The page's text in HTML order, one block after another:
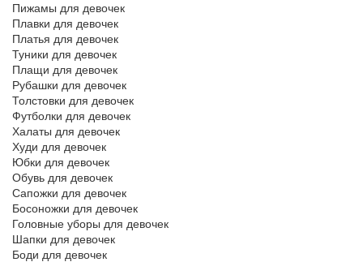
Пижамы для девочек
Плавки для девочек
Платья для девочек
Туники для девочек
Плащи для девочек
Рубашки для девочек
Толстовки для девочек
Футболки для девочек
Халаты для девочек
Худи для девочек
Юбки для девочек
Обувь для девочек
Сапожки для девочек
Босоножки для девочек
Головные уборы для девочек
Шапки для девочек
Боди для девочек